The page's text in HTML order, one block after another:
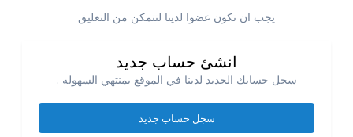
يجب ان تكون عضوا لدينا لتتمكن من التعليق
انشئ حساب جديد
سجل حسابك الجديد لدينا في الموقع بمنتهي السهوله .
سجل حساب جديد